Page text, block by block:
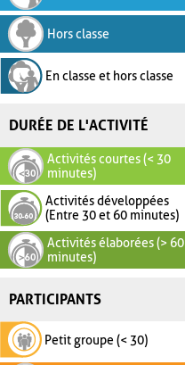
Hors classe
En classe et hors classe
DURÉE DE L'ACTIVITÉ
Activités courtes (< 30
minutes)
Activités développées
(Entre 30 et 60 minutes)
Activités élaborées (> 60
minutes)
PARTICIPANTS
Petit groupe (< 30)